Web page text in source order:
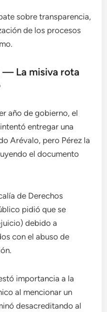
sobre transparencia,
de los procesos
— La misiva rota
año de gobierno, el
entregar una
Arévalo, pero Pérez la
el documento
de Derechos
pidió que se
debido a
con el abuso de
importancia a la
al mencionar un
desacreditando al